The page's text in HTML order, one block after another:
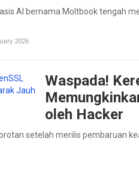
AI bernama Moltbook tengah
2026
Waspada!
oleh Hacker
setelah merilis pembaruan